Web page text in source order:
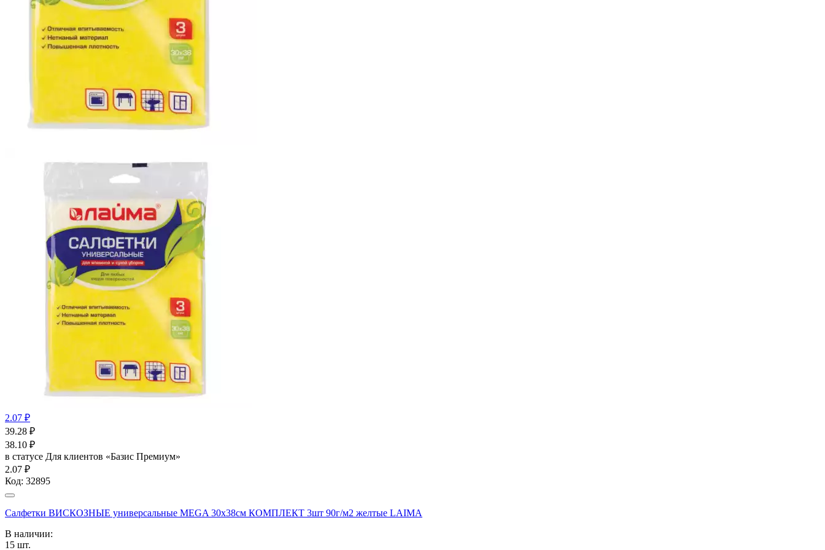
2.07 ₽
39.28 ₽
38.10 ₽
в статусе Для клиентов «Базис Премиум»
2.07 ₽
Код: 32895
Салфетки ВИСКОЗНЫЕ универсальные MEGA 30х38см КОМПЛЕКТ 3шт 90г/м2 желтые LAIMA
В наличии:
15 шт.